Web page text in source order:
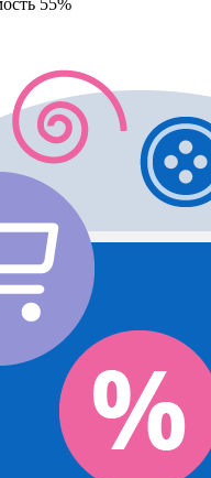
55%